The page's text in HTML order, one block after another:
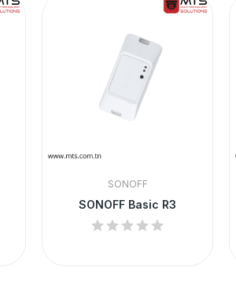
SONOFF
SONOFF Basic R3